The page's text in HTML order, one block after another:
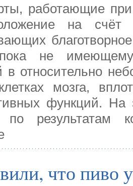
работающие
на
не имеющему
в относительно
мозга,
функций.
по результатам
что пиво